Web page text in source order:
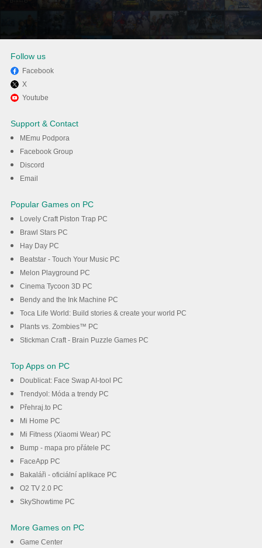
Užijte si hraní Meow Knights:
Idle RPG na PC s MEmu
Follow us
Facebook
X
Youtube
Support & Contact
MEmu Podpora
Facebook Group
Discord
Email
Popular Games on PC
Lovely Craft Piston Trap PC
Brawl Stars PC
Hay Day PC
Beatstar - Touch Your Music PC
Melon Playground PC
Cinema Tycoon 3D PC
Bendy and the Ink Machine PC
Toca Life World: Build stories & create your world PC
Plants vs. Zombies™ PC
Stickman Craft - Brain Puzzle Games PC
Top Apps on PC
Doublicat: Face Swap AI-tool PC
Trendyol: Móda a trendy PC
Přehraj.to PC
Mi Home PC
Mi Fitness (Xiaomi Wear) PC
Bump - mapa pro přátele PC
FaceApp PC
Bakaláři - oficiální aplikace PC
O2 TV 2.0 PC
SkyShowtime PC
More Games on PC
Game Center